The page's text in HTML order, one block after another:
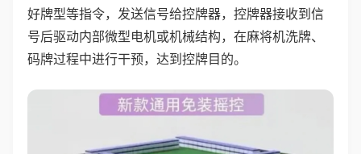
好牌型等指令，发送信号给控牌器，控牌器接收到信
号后驱动内部微型电机或机械结构，在麻将机洗牌、
码牌过程中进行干预，达到控牌目的。